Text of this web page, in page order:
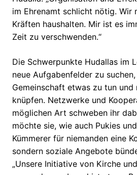
im Ehrenamt schlicht nötig. Wir
Kräften haushalten. Mir ist es
Zeit zu verschwenden.“
Die Schwerpunkte Hudallas im
neue Aufgabenfelder zu
Gemeinschaft etwas zu tun und
knüpfen. Netzwerke und
möglichen Art schweben ihr
möchte sie, wie auch Pukies
Kümmerer für niemanden eine
sondern soziale Angebote
„Unsere Initiative von Kirche